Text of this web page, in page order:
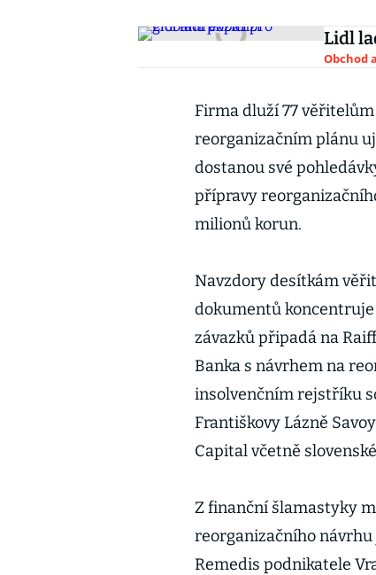
Lidl
Obchod
Firma dluží 77
reorganizačním plánu
dostanou své
přípravy
milionů korun.
Navzdory desítkám
dokumentů
závazků připadá na
Banka s návrhem na
insolvenčním rejstříku
Františkovy Lázně
Capital včetně
Z finanční šlamastyky
reorganizačního
Remedis podnikatele